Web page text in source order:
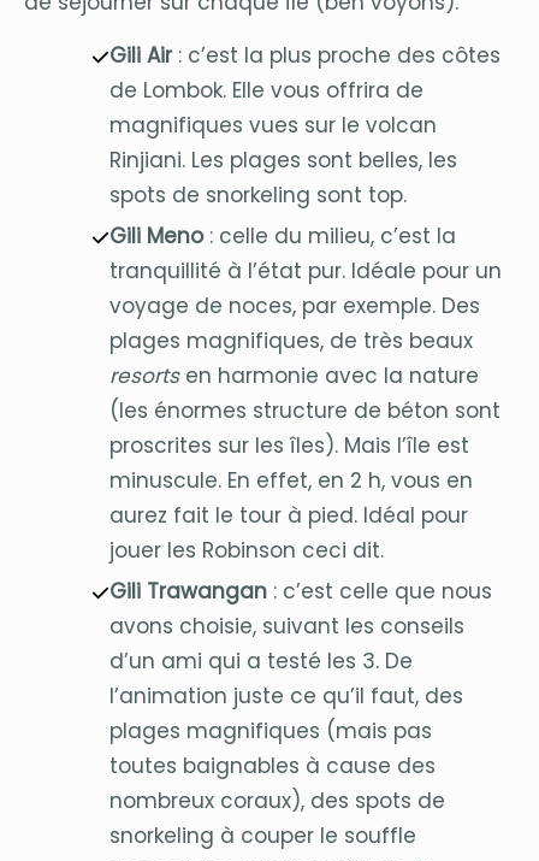
Gili Air: c’est la plus proche des côtes
de Lombok. Elle vous offrira de
magnifiques vues sur le volcan
Rinjiani. Les plages sont belles, les
spots de snorkeling sont top.
Gili Meno: celle du milieu, c’est la
tranquillité à l’état pur. Idéale pour un
voyage de noces, par exemple. Des
plages magnifiques, de très beaux
resortsen harmonie avec la nature
(les énormes structure de béton sont
proscrites sur les îles). Mais l’île est
minuscule. En effet, en 2 h, vous en
aurez fait le tour à pied. Idéal pour
jouer les Robinson ceci dit.
Gili Trawangan: c’est celle que nous
avons choisie, suivant les conseils
d’un ami qui a testé les 3. De
l’animation juste ce qu’il faut, des
plages magnifiques (mais pas
toutes baignables à cause des
nombreux coraux), des spots de
snorkeling à couper le souffle